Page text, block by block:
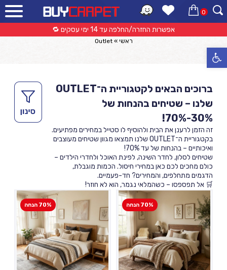
פתח סרגל נגישות
אפשרות החזרה/החלפה עד 14 ימי עסקים 🔁
0
Outlet
ראשי »
Outlet
ברוכים הבאים לקטגוריית ה־OUTLET
שלנו – שטיחים בהנחות של
30%-70%!
זה הזמן לרענן את הבית ולהוסיף לו סטייל במחירים מפתיעים.
בקטגוריית ה־OUTLET שלנו תמצאו מגוון שטיחים מעוצבים
ואיכותיים – בהנחות של עד 70%!
שטיחים לסלון, לחדר השינה, לפינת האוכל ולחדרי הילדים –
כולם מחכים לכם כאן במחירי חיסול. הכמות מוגבלת,
הדגמים מתחלפים, והמחירים? חד-פעמיים.
🛒 אל תפספסו – כשהמלאי נגמר, הוא לא חוזר!
70% הנחה 70% הנחה